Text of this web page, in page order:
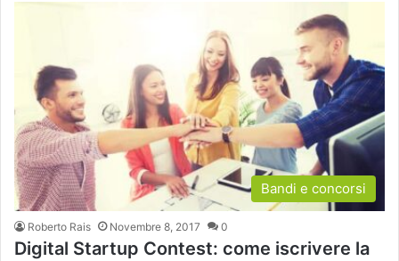
Bandi e concorsi
Roberto Rais Novembre 8, 2017 0
Digital Startup Contest: come iscrivere la